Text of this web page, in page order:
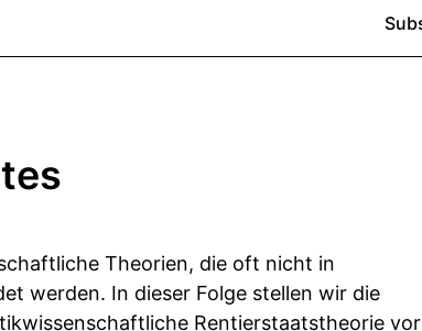
Theorien, die oft nicht in
werden. In dieser Folge stellen wir die
Rentierstaatstheorie vor